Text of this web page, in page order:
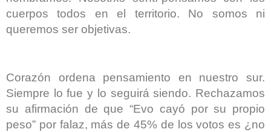
cuerpos todos en el territorio. No somos ni
queremos ser objetivas.
Corazón ordena pensamiento en nuestro sur.
Siempre lo fue y lo seguirá siendo. Rechazamos
su afirmación de que “Evo cayó por su propio
peso” por falaz, más de 45% de los votos es ¿no